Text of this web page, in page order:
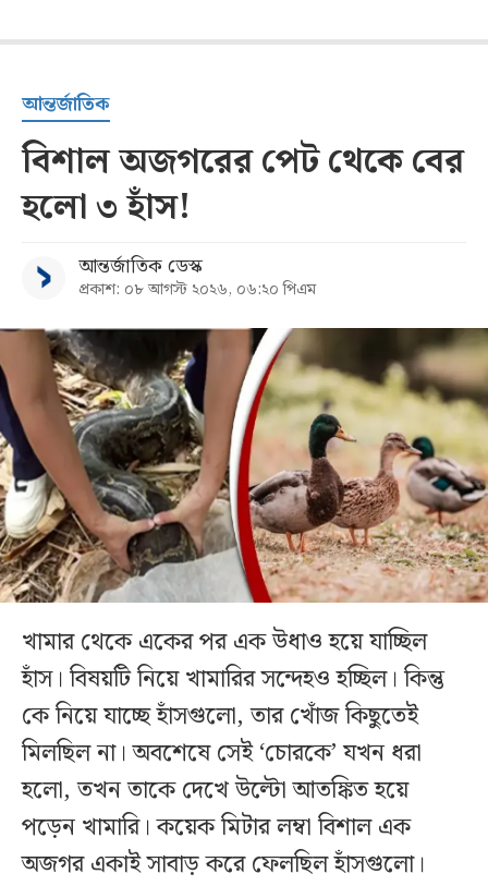
আন্তর্জাতিক
বিশাল অজগরের পেট থেকে বের
হলো ৩ হাঁস!
আন্তর্জাতিক ডেস্ক
প্রকাশ: ০৮ আগস্ট ২০২৬, ০৬:২০ পিএম
খামার থেকে একের পর এক উধাও হয়ে যাচ্ছিল
হাঁস। বিষয়টি নিয়ে খামারির সন্দেহও হচ্ছিল। কিন্তু
কে নিয়ে যাচ্ছে হাঁসগুলো, তার খোঁজ কিছুতেই
মিলছিল না। অবশেষে সেই ‘চোরকে’ যখন ধরা
হলো, তখন তাকে দেখে উল্টো আতঙ্কিত হয়ে
পড়েন খামারি। কয়েক মিটার লম্বা বিশাল এক
অজগর একাই সাবাড় করে ফেলছিল হাঁসগুলো।